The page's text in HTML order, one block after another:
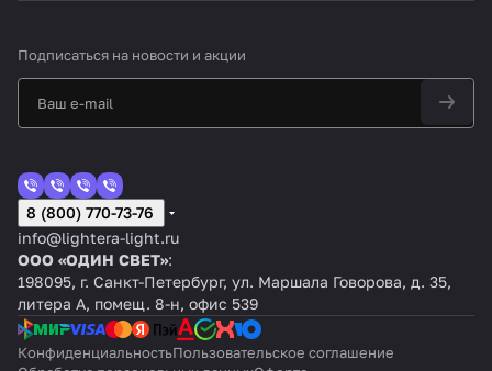
Подписаться на новости и акции
8 (800) 770-73-76
info@lightera-light.ru
ООО «ОДИН СВЕТ»:
198095, г. Санкт-Петербург, ул. Маршала Говорова, д. 35,
литера А, помещ. 8-н, офис 539
КонфиденциальностьПользовательское соглашение